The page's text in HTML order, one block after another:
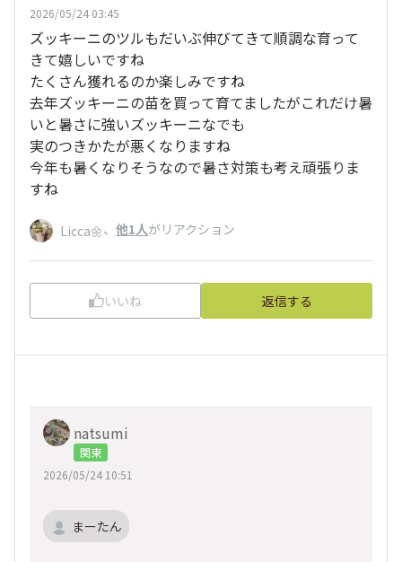
2026/05/24 03:45
ズッキーニのツルもだいぶ伸びてきて順調な育って
きて嬉しいですね
たくさん獲れるのか楽しみですね
去年ズッキーニの苗を買って育てましたがこれだけ暑
いと暑さに強いズッキーニなでも
実のつきかたが悪くなりますね
今年も暑くなりそうなので暑さ対策も考え頑張りま
すね
Licca🌼、 他1人がリアクション
いいね 返信する
natsumi
関東
2026/05/24 10:51
まーたん